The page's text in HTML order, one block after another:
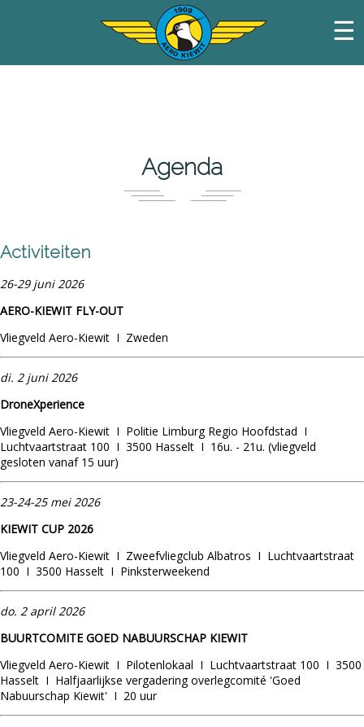
☰
Agenda
Activiteiten
26-29 juni 2026
AERO-KIEWIT FLY-OUT
Vliegveld Aero-Kiewit I Zweden
di. 2 juni 2026
DroneXperience
Vliegveld Aero-Kiewit I Politie Limburg Regio Hoofdstad I
Luchtvaartstraat 100 I 3500 Hasselt I 16u. - 21u. (vliegveld
gesloten vanaf 15 uur)
23-24-25 mei 2026
KIEWIT CUP 2026
Vliegveld Aero-Kiewit I Zweefvliegclub Albatros I Luchtvaartstraat
100 I 3500 Hasselt I Pinksterweekend
do. 2april 2026
BUURTCOMITE GOED NABUURSCHAP KIEWIT
Vliegveld Aero-Kiewit I Pilotenlokaal I Luchtvaartstraat 100 I 3500
Hasselt I Halfjaarlijkse vergadering overlegcomité 'Goed
Nabuurschap Kiewit' I 20 uur